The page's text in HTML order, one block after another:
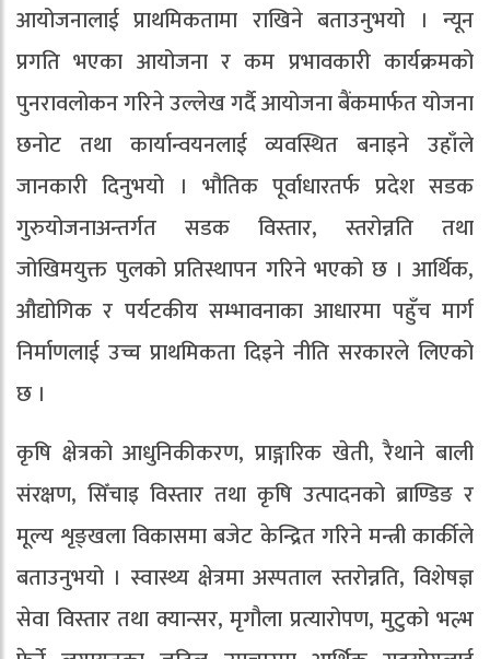
आयोजनालाई प्राथमिकतामा राखिने बताउनुभयो । न्यून
प्रगति भएका आयोजना र कम प्रभावकारी कार्यक्रमको
पुनरावलोकन गरिने उल्लेख गर्दै आयोजना बैंकमार्फत योजना
छनोट तथा कार्यान्वयनलाई व्यवस्थित बनाइने उहाँले
जानकारी दिनुभयो । भौतिक पूर्वाधारतर्फ प्रदेश सडक
गुरुयोजनाअन्तर्गत सडक विस्तार, स्तरोन्नति तथा
जोखिमयुक्त पुलको प्रतिस्थापन गरिने भएको छ । आर्थिक,
औद्योगिक र पर्यटकीय सम्भावनाका आधारमा पहुँच मार्ग
निर्माणलाई उच्च प्राथमिकता दिइने नीति सरकारले लिएको
छ ।
कृषि क्षेत्रको आधुनिकीकरण, प्राङ्गारिक खेती, रैथाने बाली
संरक्षण, सिँचाइ विस्तार तथा कृषि उत्पादनको ब्राण्डिङ र
मूल्य शृङ्खला विकासमा बजेट केन्द्रित गरिने मन्त्री कार्कीले
बताउनुभयो । स्वास्थ्य क्षेत्रमा अस्पताल स्तरोन्नति, विशेषज्ञ
सेवा विस्तार तथा क्यान्सर, मृगौला प्रत्यारोपण, मुटुको भल्भ